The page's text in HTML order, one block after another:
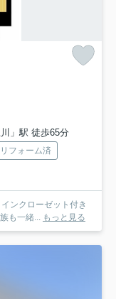
」駅 徒歩65分
リフォーム済
ンクローゼット付き
も一緒... もっと見る